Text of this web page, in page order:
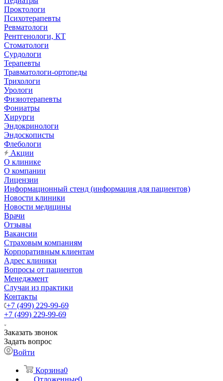
Проктологи
Психотерапевты
Ревматологи
Рентгенологи, КТ
Стоматологи
Сурдологи
Терапевты
Травматологи-ортопеды
Трихологи
Урологи
Физиотерапевты
Фониатры
Хирурги
Эндокринологи
Эндоскописты
Флебологи
Акции
О клинике
О компании
Лицензии
Информационный стенд (информация для пациентов)
Новости клиники
Новости медицины
Врачи
Отзывы
Вакансии
Страховым компаниям
Корпоративным клиентам
Адрес клиники
Вопросы от пациентов
Менеджмент
Случаи из практики
Контакты
+7 (499) 229-99-69
+7 (499) 229-99-69
Заказать звонок
Задать вопрос
Войти
Корзина0
Отложенные0